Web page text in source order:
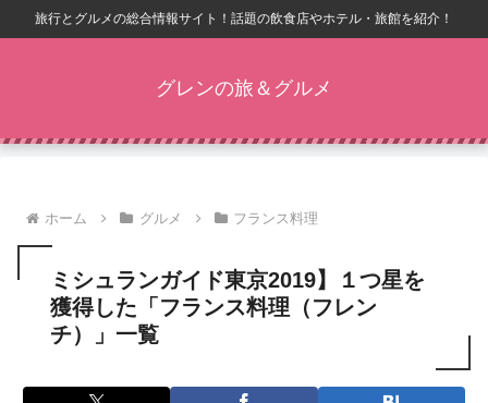
旅行とグルメの総合情報サイト！話題の飲食店やホテル・旅館を紹介！
グレンの旅＆グルメ
ホーム グルメ フランス料理
ミシュランガイド東京2019】１つ星を
獲得した「フランス料理（フレン
チ）」一覧